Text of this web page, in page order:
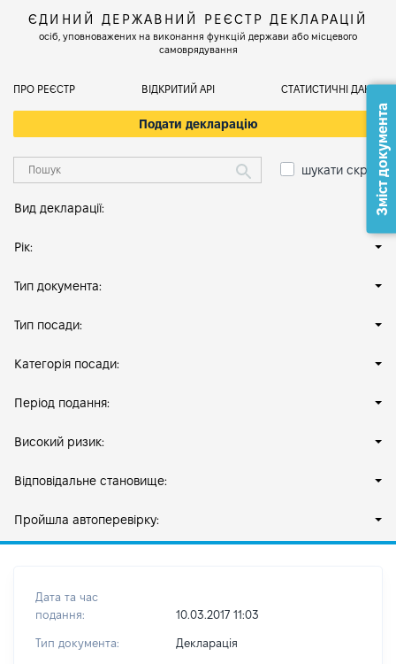
ЄДИНИЙ ДЕРЖАВНИЙ РЕЄСТР ДЕКЛАРАЦІЙ
осіб, уповноважених на виконання функцій держави або місцевого
самоврядування
ПРО РЕЄСТР ВІДКРИТИЙ АРІ СТАТИСТИЧНІ ДАНІ
Подати декларацію
шукати скрізь
Вид декларації:
Рік:
Тип документа:
Тип посади:
Категорія посади:
Період подання:
Високий ризик:
Відповідальне становище:
Пройшла автоперевірку:
Дата та час
подання:
10.03.2017 11:03
Тип документа: Декларація
Зміст документа